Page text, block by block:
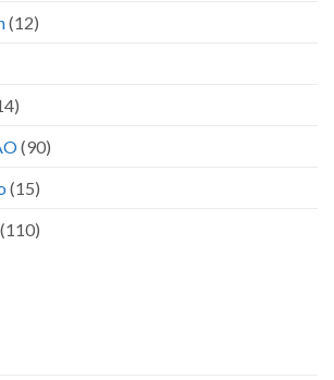
(12)
(90)
(15)
(110)